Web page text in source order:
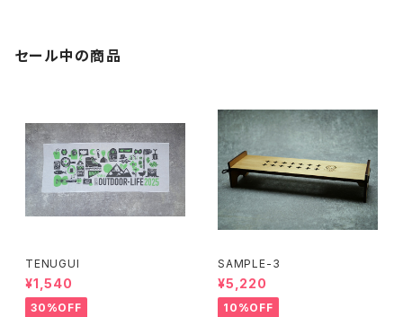
セール中の商品
TENUGUI
¥1,540
30%OFF
SAMPLE-3
¥5,220
10%OFF